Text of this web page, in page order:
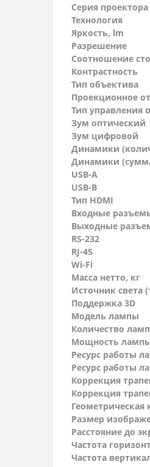
Серия проектора
Технология
Яркость, lm
Разрешение
Соотношение
Контрастность
Тип объектива
Проекционное
Тип управления
Зум оптический
Зум цифровой
Динамики
Динамики
USB-A
USB-B
Тип HDMI
Входные
Выходные
RS-232
RJ-45
Wi-Fi
Масса нетто, кг
Источник света
Поддержка 3D
Модель лампы
Количество
Мощность
Ресурс работы
Ресурс работы
Коррекция
Коррекция
Размер
Расстояние до
Частота
Частота